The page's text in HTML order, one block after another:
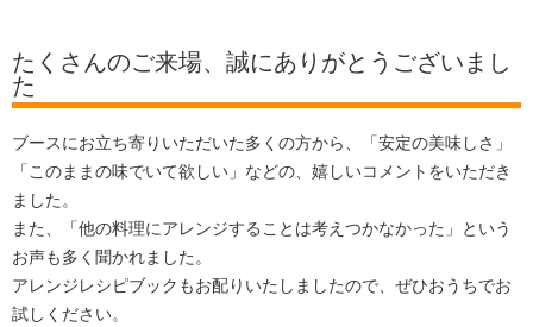
たくさんのご来場、誠にありがとうございまし
た
ブースにお立ち寄りいただいた多くの方から、「安定の美味しさ」
「このままの味でいて欲しい」などの、嬉しいコメントをいただき
ました。
また、「他の料理にアレンジすることは考えつかなかった」という
お声も多く聞かれました。
アレンジレシピブックもお配りいたしましたので、ぜひおうちでお
試しください。